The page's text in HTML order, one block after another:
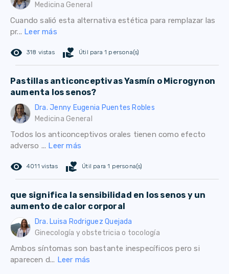
Medicina General
Cuando salió esta alternativa estética para remplazar las
pr... Leer más
remove_red_eye 318 vistas volunteer_activism Útil para 1 persona(s)
Pastillas anticonceptivas Yasmín o Microgynon
aumenta los senos?
Dra. Jenny Eugenia Puentes Robles
Medicina General
Todos los anticonceptivos orales tienen como efecto
adverso ... Leer más
remove_red_eye 4011 vistas volunteer_activism Útil para 1 persona(s)
que significa la sensibilidad en los senos y un
aumento de calor corporal
Dra. Luisa Rodriguez Quejada
Ginecología y obstetricia o tocología
Ambos síntomas son bastante inespecíficos pero si
aparecen d... Leer más